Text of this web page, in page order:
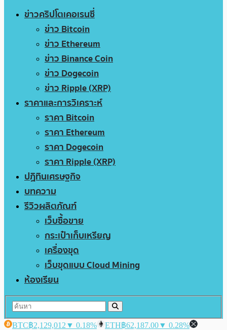
ข่าวคริปโตเคอเรนซี่
ข่าว Bitcoin
ข่าว Ethereum
ข่าว Binance Coin
ข่าว Dogecoin
ข่าว Ripple (XRP)
ราคาและการวิเคราะห์
ราคา Bitcoin
ราคา Ethereum
ราคา Dogecoin
ราคา Ripple (XRP)
ปฏิทินเศรษฐกิจ
บทความ
รีวิวผลิตภัณฑ์
เว็บซื้อขาย
กระเป๋าเก็บเหรียญ
เครื่องขุด
เว็บขุดแบบ Cloud Mining
ห้องเรียน
BTC฿2,129,012 ▼ 0.18% ETH฿62,187.00▼ 0.28%